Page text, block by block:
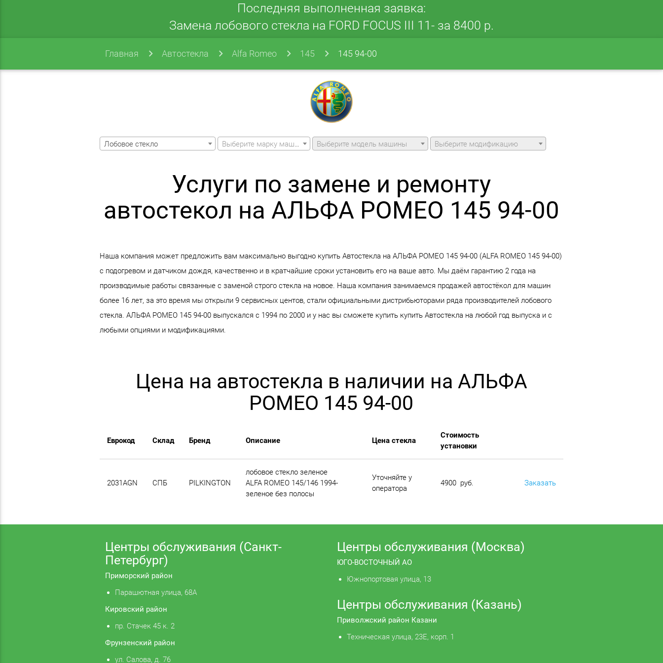
Последняя выполненная заявка:
Замена лобового стекла на FORD FOCUS III 11- за 8400 р.
Главная Автостекла Alfa Romeo 145 145 94-00
Лобовое стекло Выберите марку машины Выберите модель машины Выберите модификацию
Услуги по замене и ремонту
автостекол на АЛЬФА РОМЕО 145 94-00
Наша компания может предложить вам максимально выгодно купить Автостекла на АЛЬФА РОМЕО 145 94-00 (ALFA ROMEO 145 94-00)
с подогревом и датчиком дождя, качественно и в кратчайшие сроки установить его на ваше авто. Мы даём гарантию 2 года на
производимые работы связанные с заменой строго стекла на новое. Наша компания занимаемся продажей автостёкол для машин
более 16 лет, за это время мы открыли 9 сервисных центов, стали официальными дистрибьюторами ряда производителей лобового
стекла. АЛЬФА РОМЕО 145 94-00 выпускался с 1994 по 2000 и у нас вы сможете купить купить Автостекла на любой год выпуска и с
любыми опциями и модификациями.
Цена на автостекла в наличии на АЛЬФА
РОМЕО 145 94-00
Еврокод Склад Бренд Описание Цена стекла
Стоимость
установки
2031AGN СПБ PILKINGTON
лобовое стекло зеленое
ALFA ROMEO 145/146 1994-
зеленое без полосы
Уточняйте у
оператора
4900 руб. Заказать
Центры обслуживания (Санкт-
Петербург)
Приморский район
Парашютная улица, 68А
Кировский район
пр. Стачек 45 к. 2
Фрунзенский район
ул. Салова, д. 76
Центры обслуживания (Москва)
ЮГО-ВОСТОЧНЫЙ АО
Южнопортовая улица, 13
Центры обслуживания (Казань)
Приволжский район Казани
Техническая улица, 23Е, корп. 1